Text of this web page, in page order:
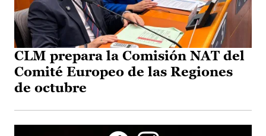
CLM prepara la Comisión NAT del
Comité Europeo de las Regiones
de octubre